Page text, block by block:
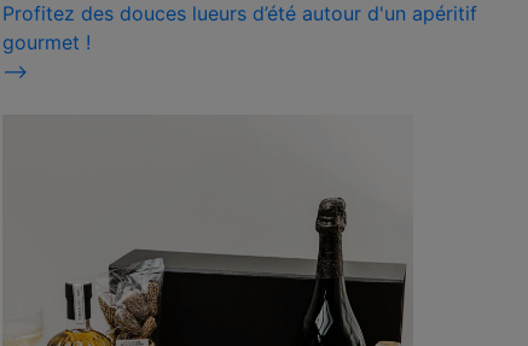
Profitez des douces lueurs d’été autour d'un apéritif
gourmet !
⟶